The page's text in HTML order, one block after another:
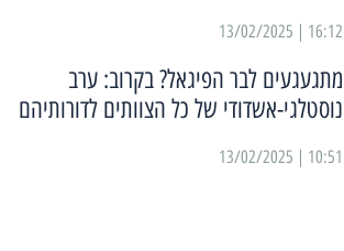
16:12 | 13/02/2025
מתגעגעים לבר הפיגאל? בקרוב: ערב
נוסטלגי-אשדודי של כל הצוותים לדורותיהם
10:51 | 13/02/2025